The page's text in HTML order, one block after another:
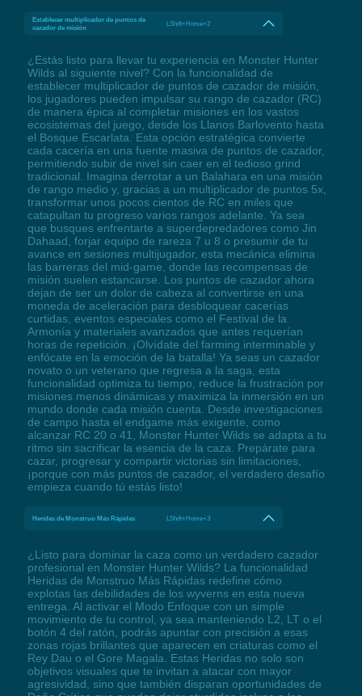
Establecer multiplicador de puntos de
cazador de misión
LShift+Home+2
¿Estás listo para llevar tu experiencia en Monster Hunter
Wilds al siguiente nivel? Con la funcionalidad de
establecer multiplicador de puntos de cazador de misión,
los jugadores pueden impulsar su rango de cazador (RC)
de manera épica al completar misiones en los vastos
ecosistemas del juego, desde los Llanos Barlovento hasta
el Bosque Escarlata. Esta opción estratégica convierte
cada cacería en una fuente masiva de puntos de cazador,
permitiendo subir de nivel sin caer en el tedioso grind
tradicional. Imagina derrotar a un Balahara en una misión
de rango medio y, gracias a un multiplicador de puntos 5x,
transformar unos pocos cientos de RC en miles que
catapultan tu progreso varios rangos adelante. Ya sea
que busques enfrentarte a superdepredadores como Jin
Dahaad, forjar equipo de rareza 7 u 8 o presumir de tu
avance en sesiones multijugador, esta mecánica elimina
las barreras del mid-game, donde las recompensas de
misión suelen estancarse. Los puntos de cazador ahora
dejan de ser un dolor de cabeza al convertirse en una
moneda de aceleración para desbloquear cacerías
curtidas, eventos especiales como el Festival de la
Armonía y materiales avanzados que antes requerían
horas de repetición. ¡Olvídate del farming interminable y
enfócate en la emoción de la batalla! Ya seas un cazador
novato o un veterano que regresa a la saga, esta
funcionalidad optimiza tu tiempo, reduce la frustración por
misiones menos dinámicas y maximiza la inmersión en un
mundo donde cada misión cuenta. Desde investigaciones
de campo hasta el endgame más exigente, como
alcanzar RC 20 o 41, Monster Hunter Wilds se adapta a tu
ritmo sin sacrificar la esencia de la caza. Prepárate para
cazar, progresar y compartir victorias sin limitaciones,
¡porque con más puntos de cazador, el verdadero desafío
empieza cuando tú estás listo!
Heridas de Monstruo Más Rápidas LShift+Home+3
¿Listo para dominar la caza como un verdadero cazador
profesional en Monster Hunter Wilds? La funcionalidad
Heridas de Monstruo Más Rápidas redefine cómo
explotas las debilidades de los wyverns en esta nueva
entrega. Al activar el Modo Enfoque con un simple
movimiento de tu control, ya sea manteniendo L2, LT o el
botón 4 del ratón, podrás apuntar con precisión a esas
zonas rojas brillantes que aparecen en criaturas como el
Rey Dau o el Gore Magala. Estas Heridas no solo son
objetivos visuales que te invitan a atacar con mayor
agresividad, sino que también disparan oportunidades de